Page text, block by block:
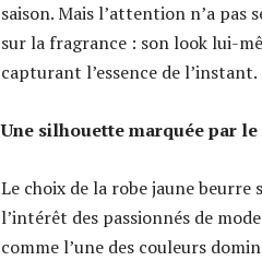
saison. Mais l’attention n’a
sur la fragrance : son look lui-
capturant l’essence de l’instant.
Une silhouette marquée par
Le choix de la robe jaune
l’intérêt des passionnés de
comme l’une des couleurs